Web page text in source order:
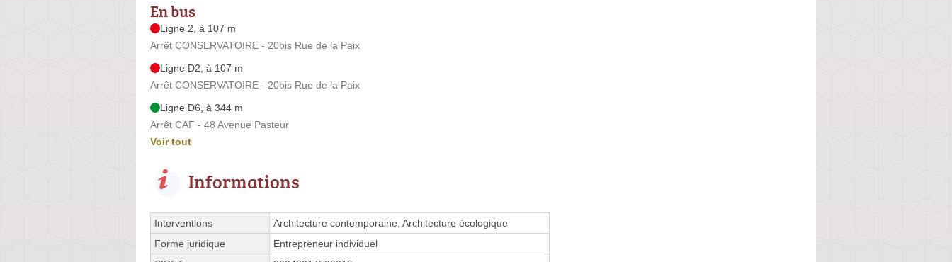
En bus
Ligne 2, à 107 m
Arrêt CONSERVATOIRE - 20bis Rue de la Paix
Ligne D2, à 107 m
Arrêt CONSERVATOIRE - 20bis Rue de la Paix
Ligne D6, à 344 m
Arrêt CAF - 48 Avenue Pasteur
Voir tout
Informations
Interventions
Architecture contemporaine, Architecture écologique
Forme juridique
Entrepreneur individuel